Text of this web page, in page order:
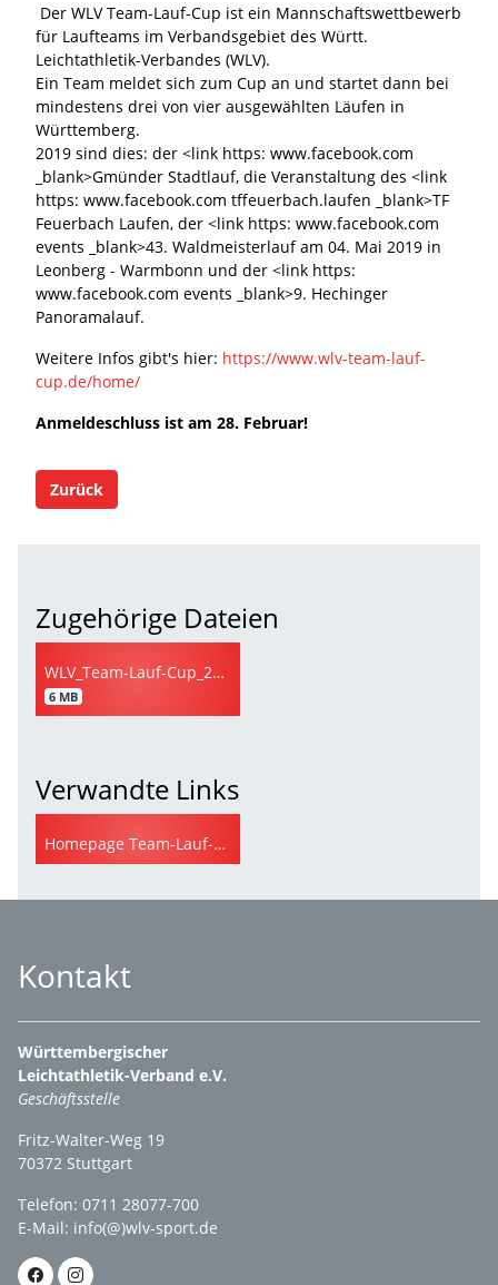
Der WLV Team-Lauf-Cup ist ein Mannschaftswettbewerb
für Laufteams im Verbandsgebiet des Württ.
Leichtathletik-Verbandes (WLV).
Ein Team meldet sich zum Cup an und startet dann bei
mindestens drei von vier ausgewählten Läufen in
Württemberg.
2019 sind dies: der <link https: www.facebook.com
_blank>Gmünder Stadtlauf, die Veranstaltung des <link
https: www.facebook.com tffeuerbach.laufen _blank>TF
Feuerbach Laufen, der <link https: www.facebook.com
events _blank>43. Waldmeisterlauf am 04. Mai 2019 in
Leonberg - Warmbonn und der <link https:
www.facebook.com events _blank>9. Hechinger
Panoramalauf.
Weitere Infos gibt's hier: https://www.wlv-team-lauf-
cup.de/home/
Anmeldeschluss ist am 28. Februar!
Zurück
Zugehörige Dateien
WLV_Team-Lauf-Cup_2019_Flyer_RZ.pdf
6 MB
Verwandte Links
Homepage Team-Lauf-Cup
Kontakt
Württembergischer
Leichtathletik-Verband e.V.
Geschäftsstelle
Fritz-Walter-Weg 19
70372 Stuttgart
Telefon: 0711 28077-700
E-Mail: info(@)wlv-sport.de